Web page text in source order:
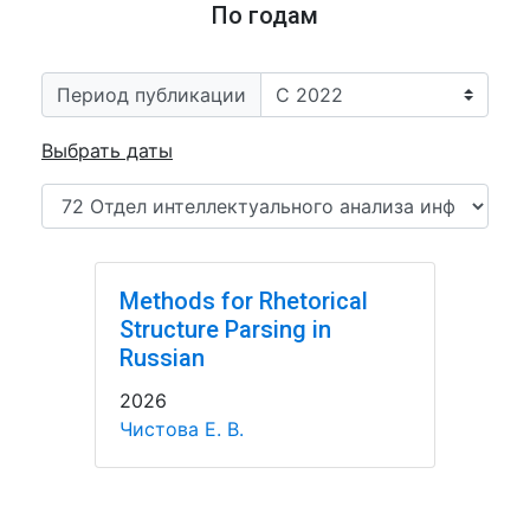
По годам
Период публикации
Выбрать даты
Methods for Rhetorical
Structure Parsing in
Russian
2026
Чистова Е. В.